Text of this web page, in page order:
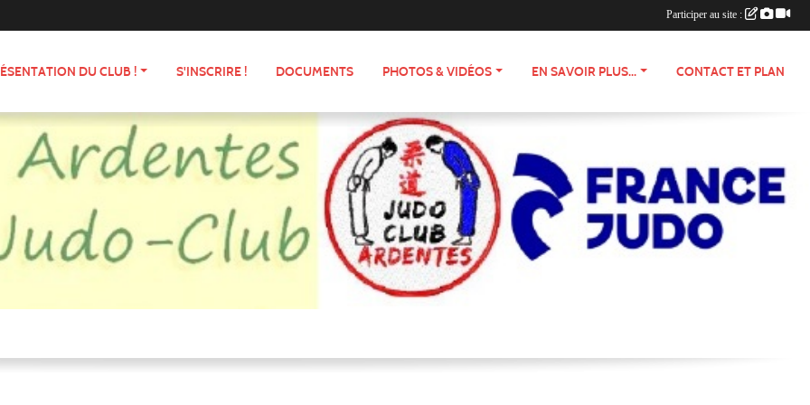
DU CLUB ! S'INSCRIRE ! DOCUMENTS PHOTOS & VIDÉOS EN SAVOIR PLUS... CONTACT ET PLAN
Participer au site :